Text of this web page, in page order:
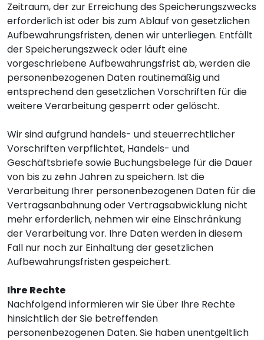
Zeitraum, der zur Erreichung des Speicherungszwecks
erforderlich ist oder bis zum Ablauf von gesetzlichen
Aufbewahrungsfristen, denen wir unterliegen. Entfällt
der Speicherungszweck oder läuft eine
vorgeschriebene Aufbewahrungsfrist ab, werden die
personenbezogenen Daten routinemäßig und
entsprechend den gesetzlichen Vorschriften für die
weitere Verarbeitung gesperrt oder gelöscht.
Wir sind aufgrund handels- und steuerrechtlicher
Vorschriften verpflichtet, Handels- und
Geschäftsbriefe sowie Buchungsbelege für die Dauer
von bis zu zehn Jahren zu speichern. Ist die
Verarbeitung Ihrer personenbezogenen Daten für die
Vertragsanbahnung oder Vertragsabwicklung nicht
mehr erforderlich, nehmen wir eine Einschränkung
der Verarbeitung vor. Ihre Daten werden in diesem
Fall nur noch zur Einhaltung der gesetzlichen
Aufbewahrungsfristen gespeichert.
Ihre Rechte
Nachfolgend informieren wir Sie über Ihre Rechte
hinsichtlich der Sie betreffenden
personenbezogenen Daten. Sie haben unentgeltlich